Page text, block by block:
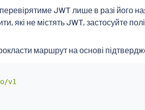
JWT лише в разі його
які не містять JWT, застосуйте
маршрут на основі
v1